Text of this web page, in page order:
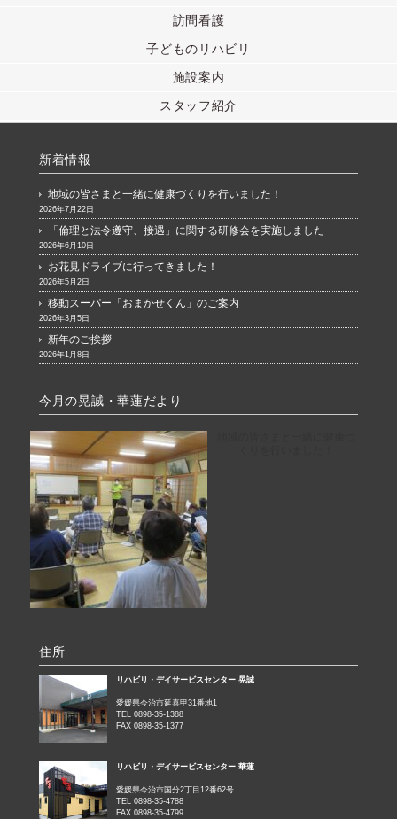
訪問看護
子どものリハビリ
施設案内
スタッフ紹介
新着情報
地域の皆さまと一緒に健康づくりを行いました！
2026年7月22日
「倫理と法令遵守、接遇」に関する研修会を実施しました
2026年6月10日
お花見ドライブに行ってきました！
2026年5月2日
移動スーパー「おまかせくん」のご案内
2026年3月5日
新年のご挨拶
2026年1月8日
今月の晃誠・華蓮だより
住所
リハビリ・デイサービスセンター 晃誠
愛媛県今治市延喜甲31番地1
TEL 0898-35-1388
FAX 0898-35-1377
リハビリ・デイサービスセンター 華蓮
愛媛県今治市国分2丁目12番62号
TEL 0898-35-4788
FAX 0898-35-4799